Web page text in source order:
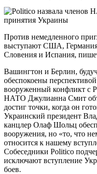
Против немедленного
выступают США,
Словения и Испания,
Вашингтон и Берлин,
обеспокоены
вооруженный конфликт с
НАТО Джулианна Смит
достиг точки, когда он
Украинский президент
канцлер Олаф Шольц
вооружения, но «то, что
относится к нашему
Собеседники Politico
исключают вступление
боев.